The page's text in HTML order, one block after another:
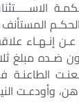
2022 بإلغـاء الحكـم
إنـهـاء
ضـده مبلغ
وأودعـت